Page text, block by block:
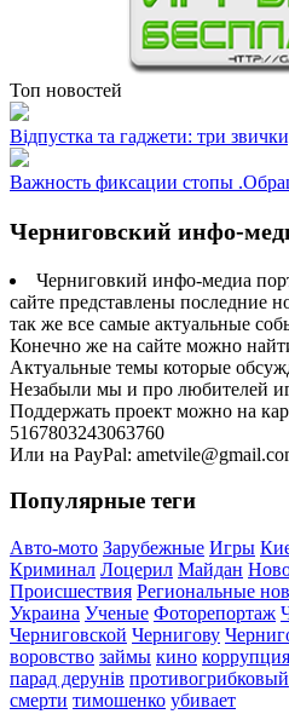
Топ новостей
Відпустка та гаджети: три
Важность фиксации стопы
Черниговский инфо-
Черниговкий инфо-медиа
сайте представлены последние
так же все самые актуальные
Конечно же на сайте можно
Актуальные темы которые
Незабыли мы и про любителей
Поддержать проект можно на
5167803243063760
Или на PayPal:
Популярные теги
Авто-мото Зарубежные Игры
Криминал Лоцерил Майдан
Происшествия Региональные
Украина Ученые Фоторепортаж
Черниговской Чернигову
воровство займы кино коррупция
парад дерунів противогрибковый
смерти тимошенко убивает